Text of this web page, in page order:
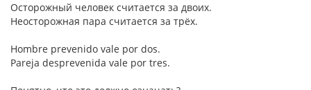
Осторожный человек считается за двоих.
Неосторожная пара считается за трёх.
Hombre prevenido vale por dos.
Pareja desprevenida vale por tres.